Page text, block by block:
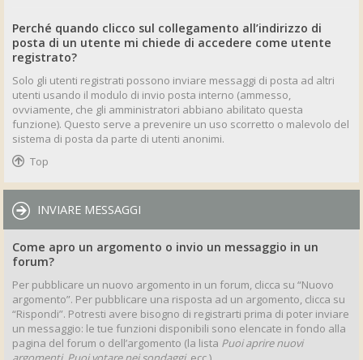
Perché quando clicco sul collegamento all’indirizzo di
posta di un utente mi chiede di accedere come utente
registrato?
Solo gli utenti registrati possono inviare messaggi di posta ad altri
utenti usando il modulo di invio posta interno (ammesso,
ovviamente, che gli amministratori abbiano abilitato questa
funzione). Questo serve a prevenire un uso scorretto o malevolo del
sistema di posta da parte di utenti anonimi.
Top
INVIARE MESSAGGI
Come apro un argomento o invio un messaggio in un
forum?
Per pubblicare un nuovo argomento in un forum, clicca su “Nuovo
argomento”. Per pubblicare una risposta ad un argomento, clicca su
“Rispondi”. Potresti avere bisogno di registrarti prima di poter inviare
un messaggio: le tue funzioni disponibili sono elencate in fondo alla
pagina del forum o dell’argomento (la lista Puoi aprire nuovi